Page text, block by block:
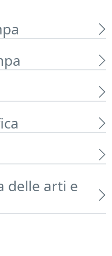
delle arti e